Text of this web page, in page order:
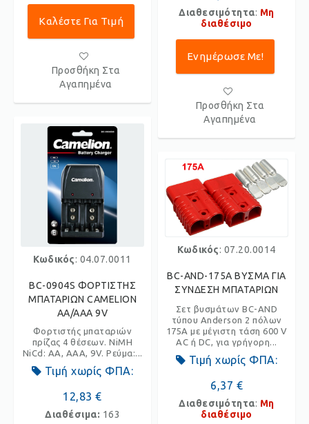
Καλέστε Για Τιμή
Προσθήκη Στα
Αγαπημένα
Κωδικός: 04.07.0011
BC-0904S ΦΟΡΤΙΣΤΗΣ
ΜΠΑΤΑΡΙΩΝ CAMELION
AA/AAA 9V
Φορτιστής μπαταριών
πρίζας 4 θέσεων. NiMH
NiCd: AA, AAA, 9V. Ρεύμα:...
Τιμή χωρίς ΦΠΑ:
12,83 €
Διαθέσιμα: 163
Διαθεσιμότητα: Μη
διαθέσιμο
Ενημέρωσε Με!
Προσθήκη Στα
Αγαπημένα
Κωδικός: 07.20.0014
BC-AND-175A ΒΥΣΜΑ ΓΙΑ
ΣΥΝΔΕΣΗ ΜΠΑΤΑΡΙΩΝ
Σετ βυσμάτων BC-AND
τύπου Anderson 2 πόλων
175A με μέγιστη τάση 600 V
AC ή DC, για γρήγορη...
Τιμή χωρίς ΦΠΑ:
6,37 €
Διαθεσιμότητα: Μη
διαθέσιμο